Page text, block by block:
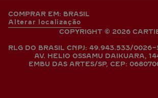
COMPRAR EM: BRASIL
Alterar localização
COPYRIGHT © 2026
RLG DO BRASIL CNPJ: 49.943.533/
AV. HELIO OSSAMU DAIKUARA,
EMBU DAS ARTES/SP, CEP: